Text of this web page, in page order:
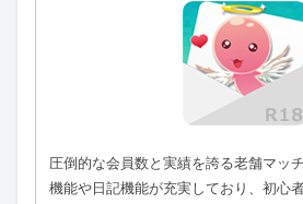
圧倒的な会員数と実績を誇る老舗マッ
機能や日記機能が充実しており、初心